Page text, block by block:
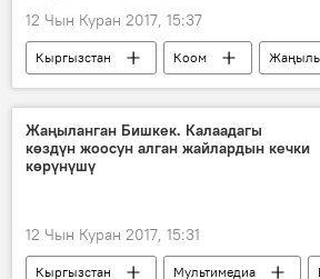
12 Чын Куран 2017, 15:37
Кыргызстан Коом
Абдишүкүр Нарматов
дин
Жаңыланган Бишкек. Калаадагы
көздүн жоосун алган жайлардын кечки
көрүнүшү
12 Чын Куран 2017, 15:31
Кыргызстан Мультимедиа